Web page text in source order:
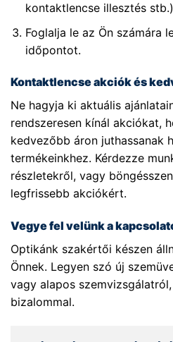
kontaktlencse illesztés
Foglalja le az Ön számára
időpontot.
Kontaktlencse akciók és
Ne hagyja ki aktuális
rendszeresen kínál akciókat,
kedvezőbb áron juthassanak
termékeinkhez. Kérdezze
részletekről, vagy
legfrissebb akciókért.
Vegye fel velünk a
Optikánk szakértői készen
Önnek. Legyen szó új
vagy alapos
bizalommal.